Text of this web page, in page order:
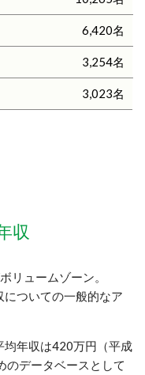
6,420名
3,254名
3,023名
収
リュームゾーン。
についての一般的なア
均年収は420万円（平成
のデータベースとして